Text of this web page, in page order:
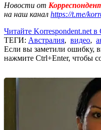
Новости от
на наш канал https://t.me/
Читайте Korrespondent.net в
ТЕГИ: Австралия, видео,
Если вы заметили ошибку,
нажмите Ctrl+Enter, чтобы